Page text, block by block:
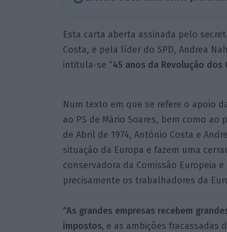
Esta carta aberta assinada pelo
Costa, e pela líder do SPD, Andrea
intitula-se “45 anos da Revolução dos
Num texto em que se refere o apoio
ao PS de Mário Soares, bem como
de Abril de 1974, António Costa e
situação da Europa e fazem uma
conservadora da Comissão Europeia
precisamente os trabalhadores da
“As grandes empresas recebem
impostos, e as ambições fracassadas